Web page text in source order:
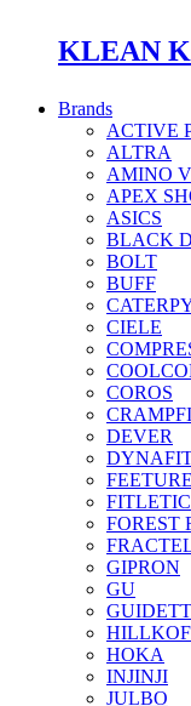
KLEAN
Brands
ACTIVE
ALTRA
AMINO
APEX
ASICS
BLACK
BOLT
BUFF
CIELE
COROS
DEVER
FITLETIC
FOREST
GIPRON
GU
HOKA
INJINJI
JULBO